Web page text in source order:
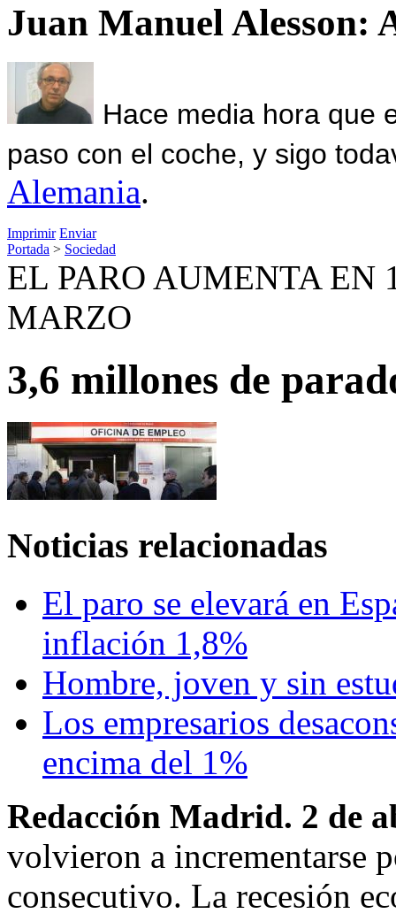
Juan Manuel Alesson:
Hace media hora que
paso con el coche, y sigo
Alemania.
Imprimir Enviar
Portada > Sociedad
EL PARO AUMENTA EN
MARZO
3,6 millones de
Noticias relacionadas
El paro se elevará en
inflación 1,8%
Hombre, joven y sin
Los empresarios
encima del 1%
Redacción Madrid. 2 de
volvieron a incrementarse
consecutivo. La recesión